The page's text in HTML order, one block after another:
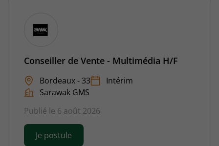
Conseiller de Vente - Multimédia H/F
Bordeaux - 33
Intérim
Sarawak GMS
Publié le 6 août 2026
Je postule